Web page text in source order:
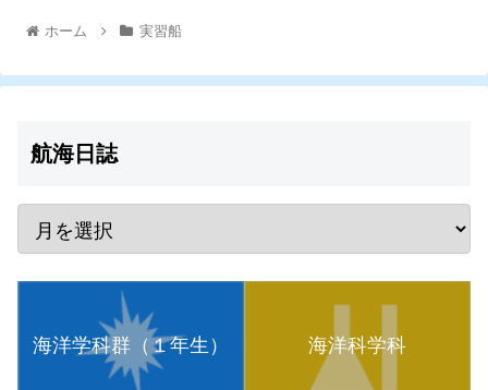
ホーム 実習船
航海日誌
海洋学科群（１年生） 海洋科学科